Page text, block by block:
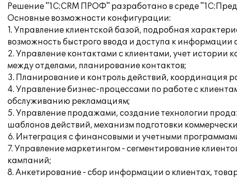
Решение "1C:CRM ПРОФ" разработано в среде
Основные возможности конфигурации:
1. Управление клиентской базой, подробная
возможность быстрого ввода и доступа к информации
2. Управление контактами с клиентами, учет
между отделами, планирование контактов;
3. Планирование и контроль действий, координация
4. Управление бизнес-процессами по работе с
обслуживанию рекламациям;
5. Управление продажами, создание технологии
шаблонов действий, механизм подготовки
6. Интеграция с финансовыми и учетными
7. Управление маркетингом - сегментирование
кампаний;
8. Анкетирование - сбор информации о клиентах,